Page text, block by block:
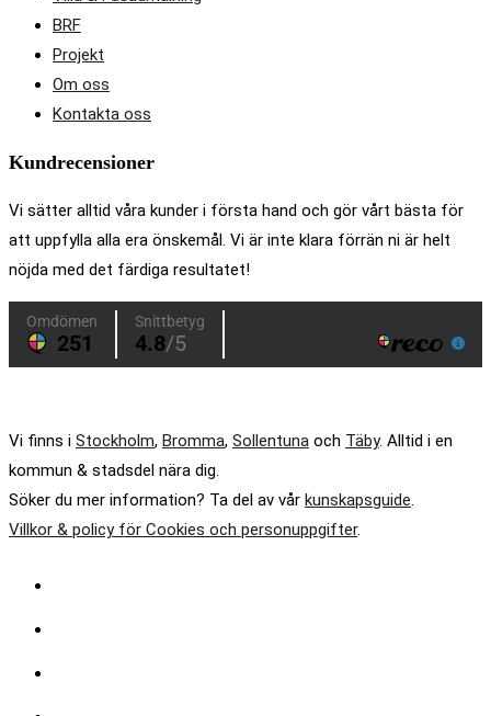
BRF
Projekt
Om oss
Kontakta oss
Kundrecensioner
Vi sätter alltid våra kunder i första hand och gör vårt bästa för
att uppfylla alla era önskemål. Vi är inte klara förrän ni är helt
nöjda med det färdiga resultatet!
Vi finns i Stockholm, Bromma, Sollentuna och Täby. Alltid i en
kommun & stadsdel nära dig.
Söker du mer information? Ta del av vår kunskapsguide.
Villkor & policy för Cookies och personuppgifter.